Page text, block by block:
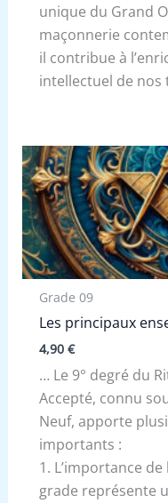
unique du Grand
maçonnerie
il contribue à
intellectuel de nos
Grade 09
Les principaux
4,90 €
… Le 9° degré du
Accepté, connu
Neuf, apporte
importants :
1. L’importance
grade représente